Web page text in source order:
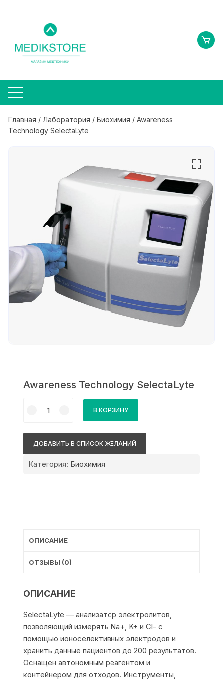
содержимому
Главная / Лаборатория /Биохимия / Awareness
Technology SelectaLyte
Awareness Technology SelectaLyte
товара
Technology
В КОРЗИНУ
ДОБАВИТЬ В СПИСОК ЖЕЛАНИЙ
Категория: Биохимия
ОПИСАНИЕ
ОТЗЫВЫ (0)
ОПИСАНИЕ
SelectaLyte — анализатор электролитов,
позволяющий измерять Na+, K+ и Cl- с
помощью ионоселективных электродов и
хранить данные пациентов до 200 результатов.
Оснащен автономным реагентом и
контейнером для отходов. Инструменты,